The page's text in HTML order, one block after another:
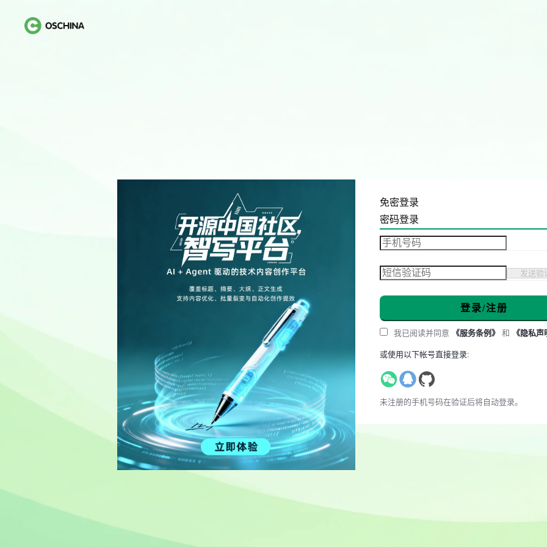
免密登录
密码登录
发送验
登录/注册
我已阅读并同意 《服务条例》 和 《隐私声
或使用以下帐号直接登录:
未注册的手机号码在验证后将自动登录。